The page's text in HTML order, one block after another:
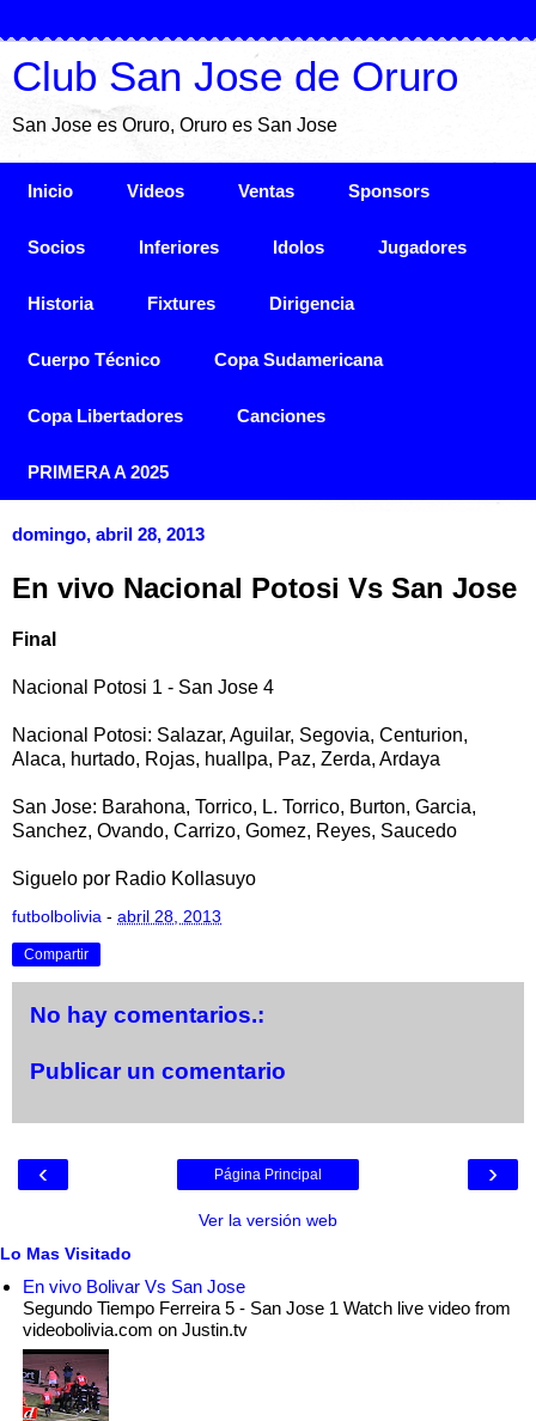
Club San Jose de Oruro
San Jose es Oruro, Oruro es San Jose
Inicio Videos Ventas Sponsors
Socios Inferiores Idolos Jugadores
Historia Fixtures Dirigencia
Cuerpo Técnico Copa Sudamericana
Copa Libertadores Canciones
PRIMERA A 2025
domingo, abril 28, 2013
En vivo Nacional Potosi Vs San Jose
Final
Nacional Potosi 1 - San Jose 4
Nacional Potosi: Salazar, Aguilar, Segovia, Centurion,
Alaca, hurtado, Rojas, huallpa, Paz, Zerda, Ardaya
San Jose: Barahona, Torrico, L. Torrico, Burton, Garcia,
Sanchez, Ovando, Carrizo, Gomez, Reyes, Saucedo
Siguelo por Radio Kollasuyo
futbolbolivia - abril 28, 2013
Compartir
No hay comentarios.:
Publicar un comentario
‹ ›
Página Principal
Ver la versión web
Lo Mas Visitado
En vivo Bolivar Vs San Jose
Segundo Tiempo Ferreira 5 - San Jose 1 Watch live video from
videobolivia.com on Justin.tv